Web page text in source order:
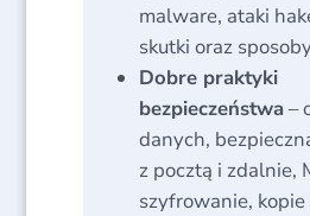
malware, ataki
skutki oraz
Dobre praktyki
bezpieczeństwa–
danych,
z pocztą i zdalnie,
szyfrowanie,